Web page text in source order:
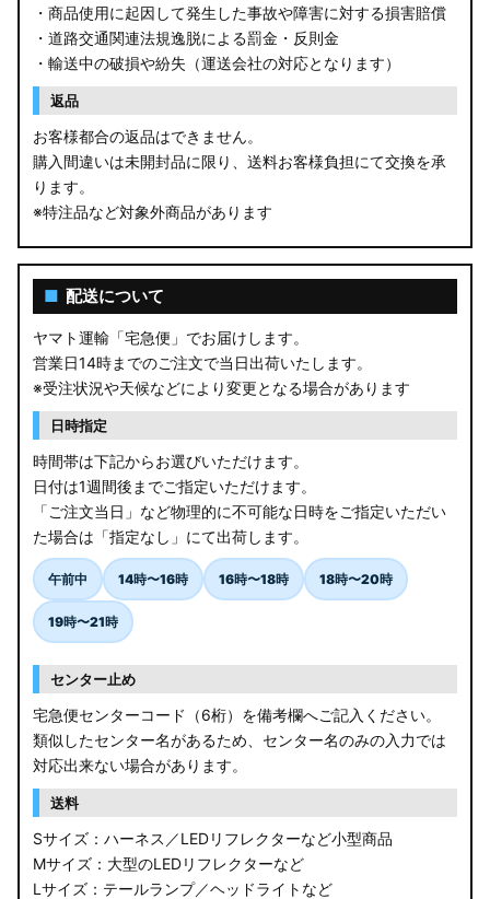
・商品使用に起因して発生した事故や障害に対する損害賠償
・道路交通関連法規逸脱による罰金・反則金
・輸送中の破損や紛失（運送会社の対応となります）
返品
お客様都合の返品はできません。
購入間違いは未開封品に限り、送料お客様負担にて交換を承
ります。
※特注品など対象外商品があります
■ 配送について
ヤマト運輸「宅急便」でお届けします。
営業日14時までのご注文で当日出荷いたします。
※受注状況や天候などにより変更となる場合があります
日時指定
時間帯は下記からお選びいただけます。
日付は1週間後までご指定いただけます。
「ご注文当日」など物理的に不可能な日時をご指定いただい
た場合は「指定なし」にて出荷します。
午前中 14時〜16時 16時〜18時 18時〜20時
19時〜21時
センター止め
宅急便センターコード（6桁）を備考欄へご記入ください。
類似したセンター名があるため、センター名のみの入力では
対応出来ない場合があります。
送料
Sサイズ：ハーネス／LEDリフレクターなど小型商品
Mサイズ：大型のLEDリフレクターなど
Lサイズ：テールランプ／ヘッドライトなど